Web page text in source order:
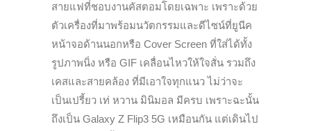
สายแฟที่ชอบงานคัสตอมโดยเฉพาะ เพราะด้วย
ตัวเครื่องที่มาพร้อมนวัตกรรมและดีไซน์ที่ยูนีค
หน้าจอด้านนอกหรือ Cover Screen ที่ใส่ได้ทั้ง
รูปภาพนิ่ง หรือ GIF เคลื่อนไหวให้ใจสั่น รวมถึง
เคสและสายคล้อง ที่มีเอาใจทุกแนว ไม่ว่าจะ
เป็นเปรี้ยว เท่ หวาน มินิมอล มีครบ เพราะฉะนั้น
ถึงเป็น Galaxy Z Flip3 5G เหมือนกัน แต่เดินไป